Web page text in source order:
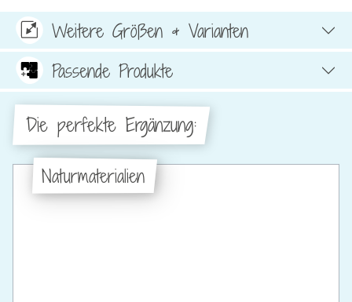
Weitere Größen & Varianten
Passende Produkte
Die perfekte Ergänzung:
Naturmaterialien